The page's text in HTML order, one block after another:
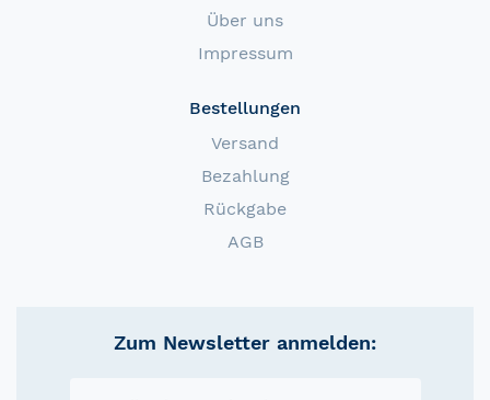
Über uns
Impressum
Bestellungen
Versand
Bezahlung
Rückgabe
AGB
Zum Newsletter anmelden: